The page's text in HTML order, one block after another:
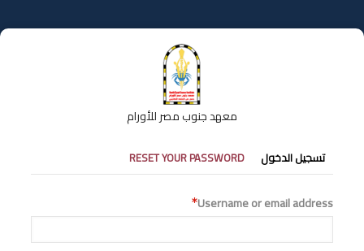
إلى
المحتوى
معهد جنوب مصر للأورام
التبويبات
الأساسية
تسجيل الدخول RESET YOUR PASSWORD
Username or email address